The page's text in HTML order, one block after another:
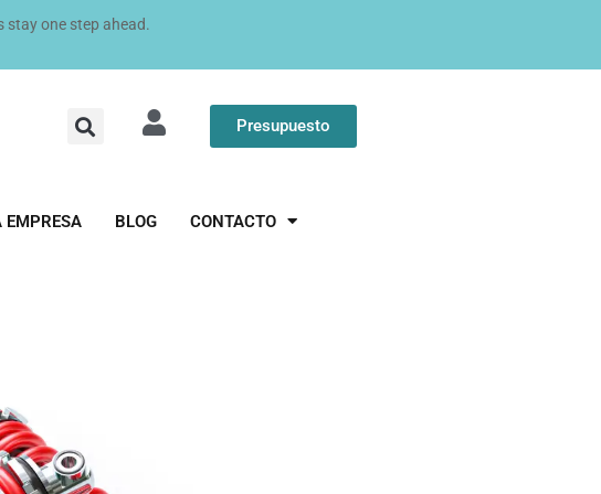
stay one step ahead.
Presupuesto
EMPRESA BLOG CONTACTO